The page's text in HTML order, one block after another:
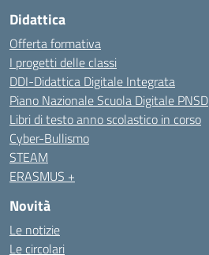
Didattica
Offerta formativa
I progetti delle classi
DDI-Didattica Digitale Integrata
Piano Nazionale Scuola Digitale PNSD
Libri di testo anno scolastico in corso
Cyber-Bullismo
STEAM
ERASMUS +
Novità
Le notizie
Le circolari